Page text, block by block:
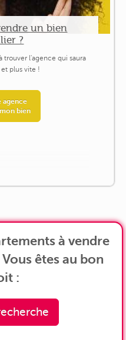
un bien
?
trouver l'agence qui saura
plus vite !
agence
bien
à vendre
êtes au bon
: